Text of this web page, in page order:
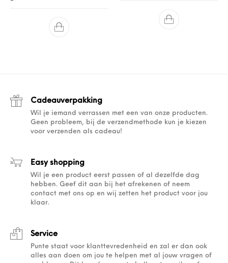
Cadeauverpakking
Wil je iemand verrassen met een van onze producten.
Geen probleem, bij de verzendmethode kun je kiezen
voor verzenden als cadeau!
Easy shopping
Wil je een product eerst passen of al dezelfde dag
hebben. Geef dit aan bij het afrekenen of neem
contact met ons op en wij zetten het product voor jou
klaar.
Service
Punte staat voor klanttevredenheid en zal er dan ook
alles aan doen om jou te helpen met al jouw vragen of